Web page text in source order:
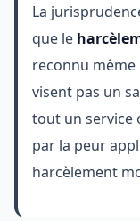
La
que le
reconnu
visent pas un
tout un service
par la peur
harcèlement